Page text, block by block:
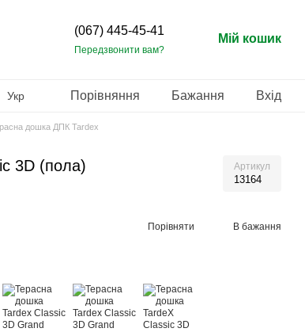
(067) 445-45-41
Передзвонити вам?
Мій кошик
Укр Порівняння Бажання Вхід
дошка ДПК Tardex
3D (пола) Артикул
13164
Порівняти В бажання